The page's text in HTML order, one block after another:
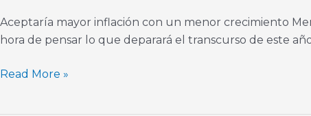
Aceptaría mayor inflación con un menor crecimiento
hora de pensar lo que deparará el transcurso de este
Gobierno
Read More »